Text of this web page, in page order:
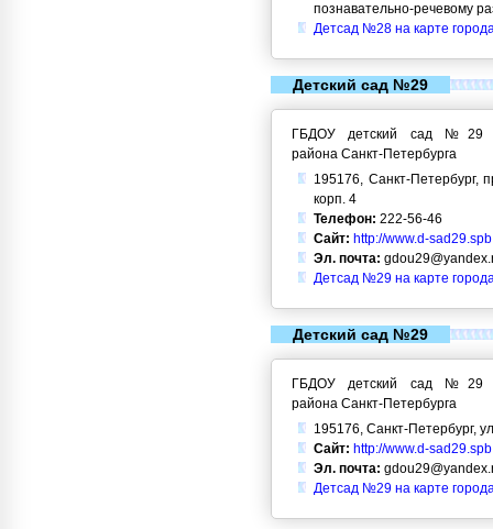
познавательно-речевому
Детсад №28 на карте
Детский сад №29
ГБДОУ детский сад №29
района Санкт-Петербурга
195176, Санкт-Петербург,
корп. 4
Телефон: 222-56-46
Сайт: http://www.d-
Эл. почта:
Детсад №29 на карте
Детский сад №29
ГБДОУ детский сад №29
района Санкт-Петербурга
195176, Санкт-Петербург,
Сайт: http://www.d-
Эл. почта:
Детсад №29 на карте